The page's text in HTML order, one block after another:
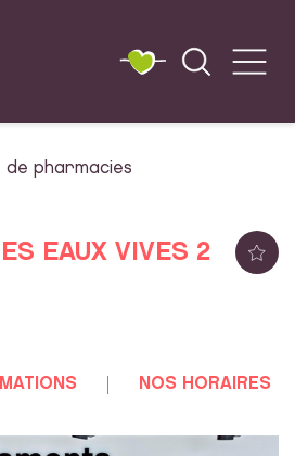
pharmacies
EAUX VIVES 2
NOS HORAIRES